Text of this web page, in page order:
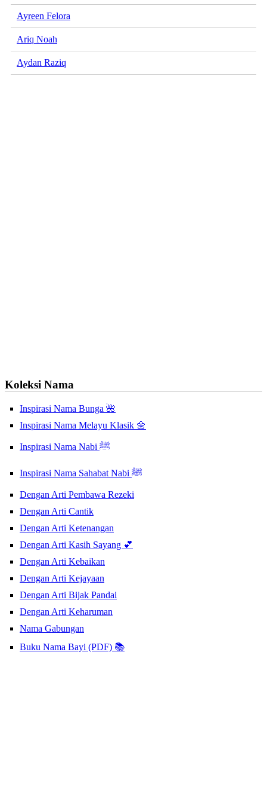
Ayreen Felora
Ariq Noah
Aydan Raziq
Koleksi Nama
Inspirasi Nama Bunga 🌺
Inspirasi Nama Melayu Klasik 🌼
Inspirasi Nama Nabi ﷺ
Inspirasi Nama Sahabat Nabi ﷺ
Dengan Arti Pembawa Rezeki
Dengan Arti Cantik
Dengan Arti Ketenangan
Dengan Arti Kasih Sayang 💕
Dengan Arti Kebaikan
Dengan Arti Kejayaan
Dengan Arti Bijak Pandai
Dengan Arti Keharuman
Nama Gabungan
Buku Nama Bayi (PDF) 📚